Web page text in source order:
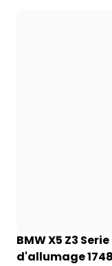
BMW X5 Z3
d'allumage